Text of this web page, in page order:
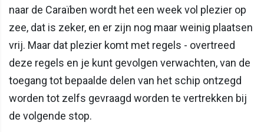
naar de Caraïben wordt het een week vol plezier op
zee, dat is zeker, en er zijn nog maar weinig plaatsen
vrij. Maar dat plezier komt met regels - overtreed
deze regels en je kunt gevolgen verwachten, van de
toegang tot bepaalde delen van het schip ontzegd
worden tot zelfs gevraagd worden te vertrekken bij
de volgende stop.